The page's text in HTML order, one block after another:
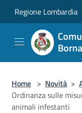
Regione Lombardia
Home > Novità >
Ordinanza sulle
animali infestanti